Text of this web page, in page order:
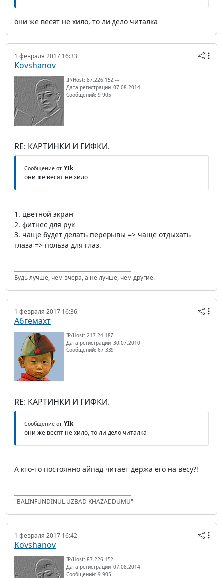
они же весят не хило, то ли дело читалка
1 февраля 2017 16:33
Kovshanov
IP/Host: 87.226.152.---
Дата регистрации: 07.08.2014
Сообщений: 9 905
RE: КАРТИНКИ И ГИФКИ.
Сообщение от YIk
они же весят не хило
1. цветной экран
2. фитнес для рук
3. чаще будет делать перерывы => чаще отдыхать
глаза => польза для глаз.
Будь лучше, чем вчера, а не лучше, чем другие.
1 февраля 2017 16:36
Абгемахт
IP/Host: 217.24.187.---
Дата регистрации: 30.07.2010
Сообщений: 67 339
RE: КАРТИНКИ И ГИФКИ.
Сообщение от YIk
они же весят не хило, то ли дело читалка
А кто-то постоянно айпад читает держа его на весу?!
"BALINFUNDINUL UZBAD KHAZADDUMU"
1 февраля 2017 16:42
Kovshanov
IP/Host: 87.226.152.---
Дата регистрации: 07.08.2014
Сообщений: 9 905